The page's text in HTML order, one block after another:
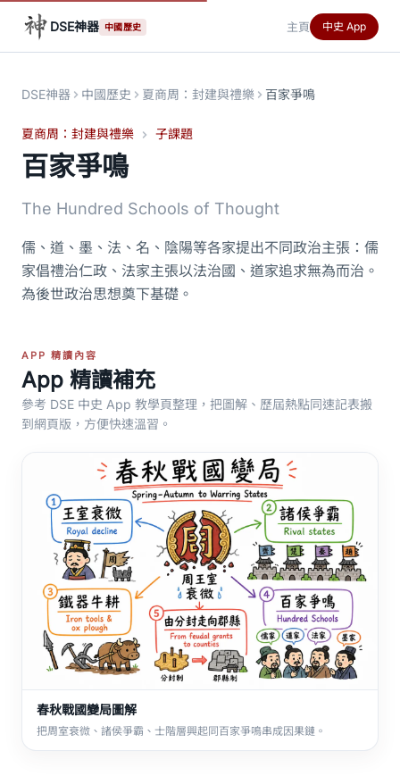
DSE神器 中國歷史 主頁 中史 App
DSE神器 中國歷史 夏商周：封建與禮樂 百家爭鳴
夏商周：封建與禮樂 子課題
百家爭鳴
The Hundred Schools of Thought
儒、道、墨、法、名、陰陽等各家提出不同政治主張：儒
家倡禮治仁政、法家主張以法治國、道家追求無為而治。
為後世政治思想奠下基礎。
APP 精讀內容
App 精讀補充
參考 DSE 中史 App 教學頁整理，把圖解、歷屆熱點同速記表搬
到網頁版，方便快速溫習。
春秋戰國變局圖解
把周室衰微、諸侯爭霸、士階層興起同百家爭鳴串成因果鏈。